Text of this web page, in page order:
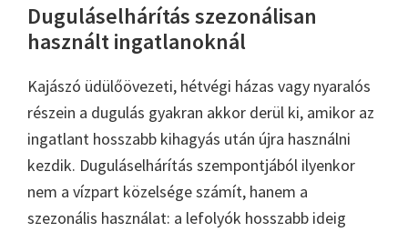
Duguláselhárítás szezonálisan
használt ingatlanoknál
Kajászó üdülőövezeti, hétvégi házas vagy nyaralós
részein a dugulás gyakran akkor derül ki, amikor az
ingatlant hosszabb kihagyás után újra használni
kezdik. Duguláselhárítás szempontjából ilyenkor
nem a vízpart közelsége számít, hanem a
szezonális használat: a lefolyók hosszabb ideig